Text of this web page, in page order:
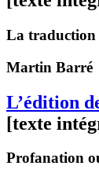
La traduction
Martin Barré
L’édition
[texte
Profanation